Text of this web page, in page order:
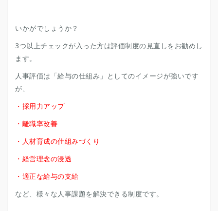
いかがでしょうか？
3つ以上チェックが入った方は評価制度の見直しをお勧めし
ます。
人事評価は「給与の仕組み」としてのイメージが強いです
が、
・採用力アップ
・離職率改善
・人材育成の仕組みづくり
・経営理念の浸透
・適正な給与の支給
など、様々な人事課題を解決できる制度です。